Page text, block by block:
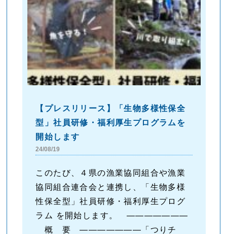
【プレスリリース】「生物多様性保全
型」社員研修・福利厚生プログラムを
開始します
24/08/19
このたび、４県の漁業協同組合や漁業
協同組合連合会と連携し、「生物多様
性保全型」社員研修・福利厚生プログ
ラム を開始します。 ―――――――
概 要 ―――――――「つりチ